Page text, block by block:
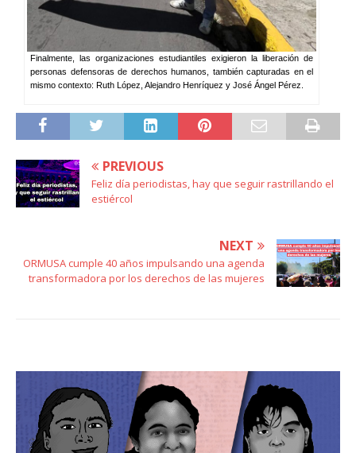
Finalmente, las organizaciones estudiantiles exigieron la liberación de
personas defensoras de derechos humanos, también capturadas en el
mismo contexto: Ruth López, Alejandro Henríquez y José Ángel Pérez.
PREVIOUS
Feliz día periodistas, hay que seguir rastrillando el
estiércol
NEXT
ORMUSA cumple 40 años impulsando una agenda
transformadora por los derechos de las mujeres